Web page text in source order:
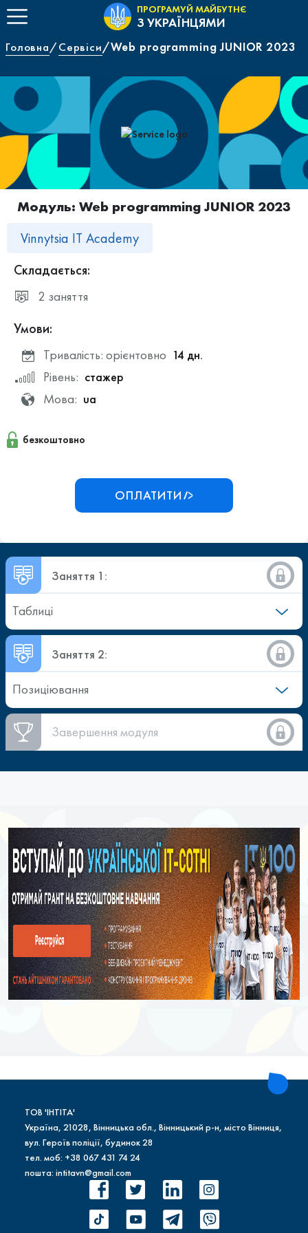
ПРОГРАМУЙ МАЙБУТНЄ
З УКРАЇНЦЯМИ
Головна Сервіси Web programming JUNIOR 2023
Модуль: Web programming JUNIOR 2023
Vinnytsia IT Academy
Складається:
2 заняття
Умови:
Тривалість: орієнтовно 14 дн.
Рівень: стажер
Мова: ua
безкоштовно
ОПЛАТИТИ
Заняття 1:
Таблиці
Заняття 2:
Позиціювання
Завершення модуля
ТОВ 'ІНТІТА'
Україна, 21028, Вінницька обл., Вінницький р-н, місто Вінниця,
вул. Героїв поліції, будинок 28
тел. моб: +38 067 431 74 24
пошта: intitavn@gmail.com